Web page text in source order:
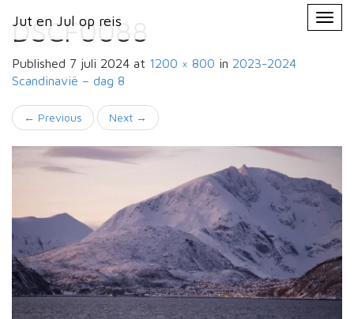
Jut en Jul op reis
Primary
Menu
Jut en Jul op reis
DSCF0088
Published 7 juli 2024 at 1200 × 800 in 2023-2024
Scandinavië – dag 8
← Previous Next →